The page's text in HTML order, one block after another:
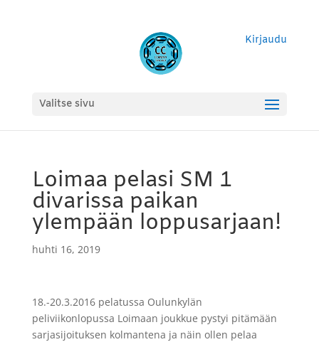
Kirjaudu
Valitse sivu
Loimaa pelasi SM 1
divarissa paikan
ylempään loppusarjaan!
huhti 16, 2019
18.-20.3.2016 pelatussa Oulunkylän
peliviikonlopussa Loimaan joukkue pystyi pitämään
sarjasijoituksen kolmantena ja näin ollen pelaa